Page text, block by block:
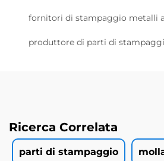
fornitori di stampaggio metalli
produttore di parti di
Ricerca Correlata
parti di stampaggio